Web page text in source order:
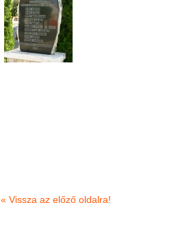
« Vissza az előző oldalra!